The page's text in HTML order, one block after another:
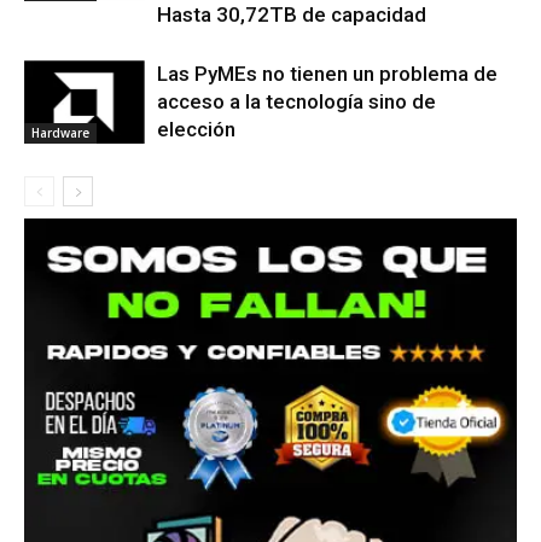
Hasta 30,72TB de capacidad
Hardware
Las PyMEs no tienen un problema de
acceso a la tecnología sino de
elección